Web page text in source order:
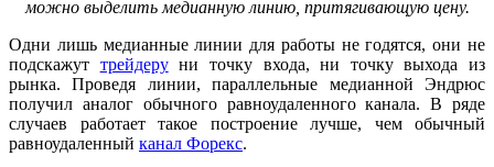
можно выделить медианную линию, притягивающую цену.
Одни лишь медианные линии для работы не годятся, они не
подскажут трейдеруни точку входа, ни точку выхода из
рынка. Проведя линии, параллельные медианной Эндрюс
получил аналог обычного равноудаленного канала. В ряде
случаев работает такое построение лучше, чем обычный
равноудаленный канал Форекс.